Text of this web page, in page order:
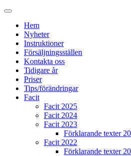
Hem
Nyheter
Instruktioner
Försäljningsställen
Kontakta oss
Tidigare år
Priser
Tips/förändringar
Facit
Facit 2025
Facit 2024
Facit 2023
Förklarande texter
Facit 2022
Förklarande texter